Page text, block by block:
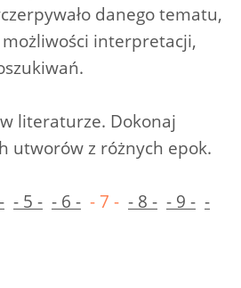
danego tematu,
możliwości interpretacji,
literaturze. Dokonaj
utworów z różnych epok.
- 5 - - 6 - - 7 - - 8 - - 9 - -